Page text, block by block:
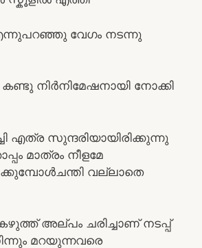
എന്നുപറഞ്ഞു വേഗം നടന്നു
നിര്‍നിമേഷനായി നോക്കി
എത്ര സുന്ദരിയായിരിക്കുന്നു
മാത്രം നീളമേ
വല്ലാതെ
അല്പം ചരിച്ചാണ് നടപ്പ്
മറയുന്നവരെ